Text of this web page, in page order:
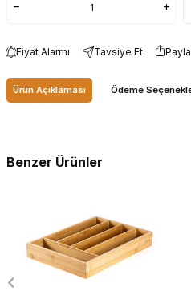
Fiyat Alarmı Tavsiye Et
Ürün Açıklaması Ödeme
Benzer Ürünler